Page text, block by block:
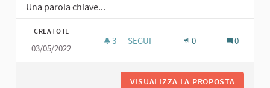
Una parola chiave...
CREATO IL
03/05/2022
3 3 SOSTENITORI
SEGUI 0 0
VISUALIZZA LA PROPOSTA